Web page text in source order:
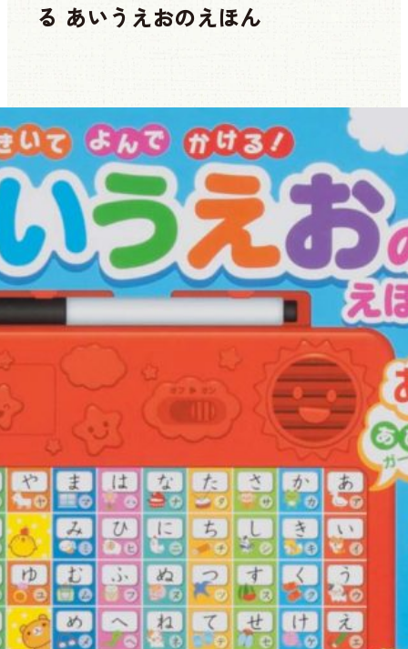
る あいうえおのえほん